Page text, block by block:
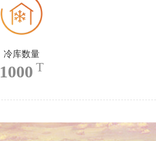
冷库数量
1000 T